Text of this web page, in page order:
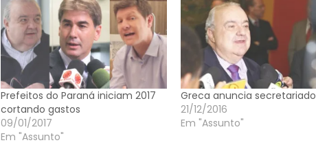
Prefeitos do Paraná iniciam 2017
cortando gastos
09/01/2017
Em "Assunto"
Greca anuncia secretariado
21/12/2016
Em "Assunto"